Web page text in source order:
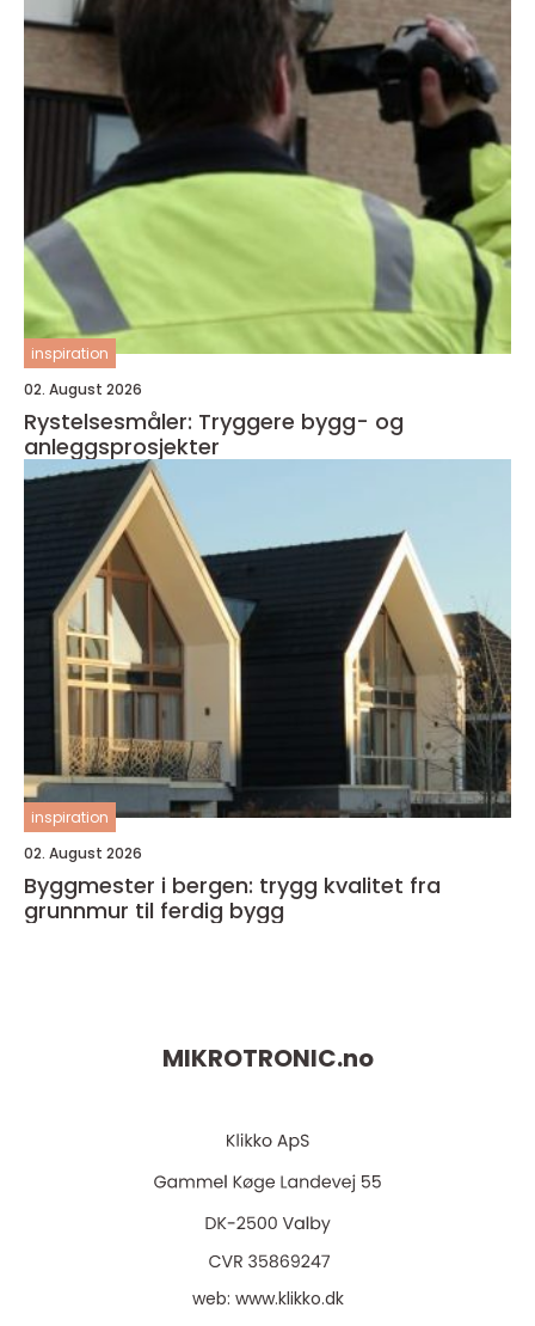
inspiration
02. August 2026
Rystelsesmåler: Tryggere bygg- og
anleggsprosjekter
inspiration
02. August 2026
Byggmester i bergen: trygg kvalitet fra
grunnmur til ferdig bygg
MIKROTRONIC.no
web: www.klikko.dk